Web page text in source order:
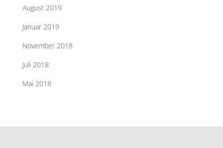
August 2019
Januar 2019
November 2018
Juli 2018
Mai 2018